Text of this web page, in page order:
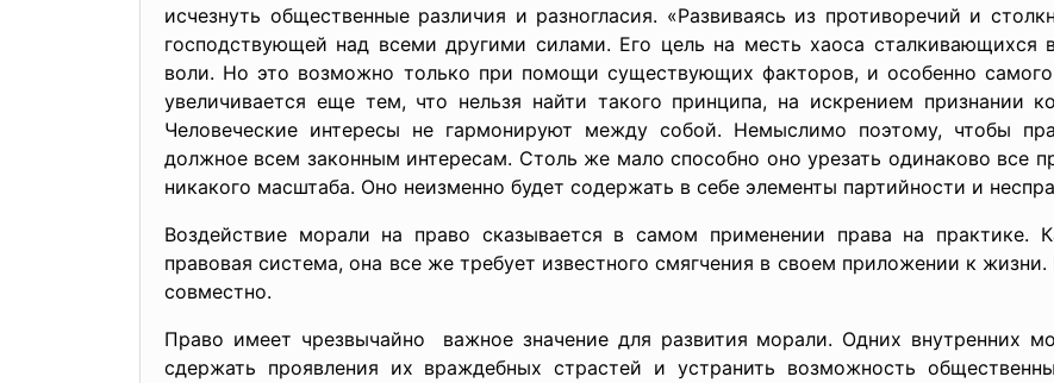
исчезнуть общественные различия и разногласия. «Развиваясь из противоречий и
господствующей над всеми другими силами. Его цель на месть хаоса сталкивающихся
воли. Но это возможно только при помощи существующих факторов, и особенно самого
увеличивается еще тем, что нельзя найти такого принципа, на искрением признании
Человеческие интересы не гармонируют между собой. Немыслимо поэтому, чтобы
должное всем законным интересам. Столь же мало способно оно урезать одинаково все
никакого масштаба. Оно неизменно будет содержать в себе элементы партийности и
Воздействие морали на право сказывается в самом применении права на практике.
правовая система, она все же требует известного смягчения в своем приложении к
совместно.
Право имеет чрезвычайно важное значение для развития морали. Одних внутренних
сдержать проявления их враждебных страстей и устранить возможность